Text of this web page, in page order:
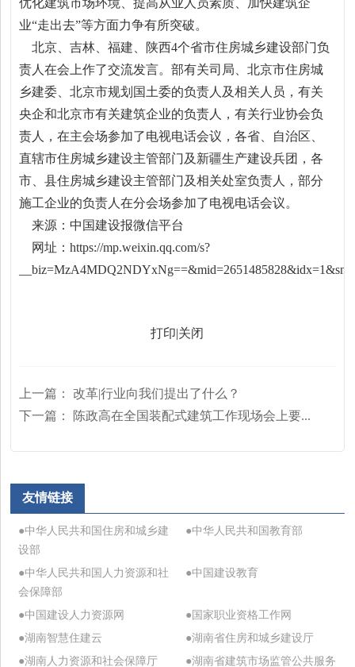
优化建筑市场环境、提高从业人员素质、加快建筑企
业“走出去”等方面力争有所突破。
北京、吉林、福建、陕西4个省市住房城乡建设部门负
责人在会上作了交流发言。部有关司局、北京市住房城
乡建委、北京市规划国土委的负责人及相关人员，有关
央企和北京市有关建筑企业的负责人，有关行业协会负
责人，在主会场参加了电视电话会议，各省、自治区、
直辖市住房城乡建设主管部门及新疆生产建设兵团，各
市、县住房城乡建设主管部门及相关处室负责人，部分
施工企业的负责人在分会场参加了电视电话会议。
来源：中国建设报微信平台
网址：https://mp.weixin.qq.com/s?
打印|关闭
上一篇：
改革|行业向我们提出了什么？
下一篇：
陈政高在全国装配式建筑工作现场会上要...
友情链接
●中华人民共和国住房和城乡建
设部
●中华人民共和国教育部
●中华人民共和国人力资源和社
会保障部
●中国建设教育
●中国建设人力资源网
●国家职业资格工作网
●湖南智慧住建云
●湖南省住房和城乡建设厅
●湖南人力资源和社会保障厅
●湖南省建筑市场监管公共服务